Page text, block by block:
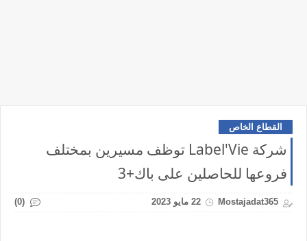
القطاع الخاص
شركة Label'Vie توظف مسيرين بمختلف
فروعها للحاصلين على باك+3
Mostajadat365 22 مايو 2023 (0)